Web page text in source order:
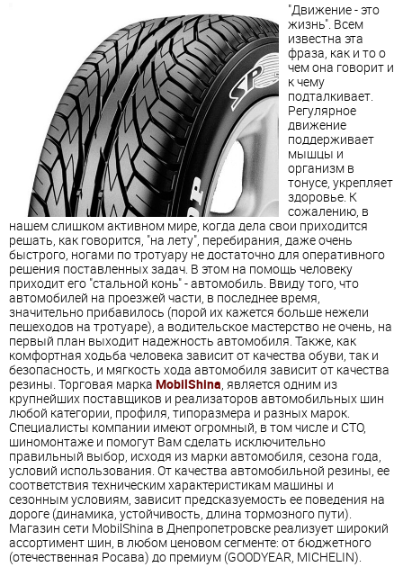
"Движение - это
жизнь". Всем
известна эта
фраза, как и то о
чем она говорит и
к чему
подталкивает.
Регулярное
движение
поддерживает
мышцы и
организм в
тонусе, укрепляет
здоровье. К
сожалению, в
нашем слишком активном мире, когда дела свои приходится
решать, как говорится, "на лету", перебирания, даже очень
быстрого, ногами по тротуару не достаточно для оперативного
решения поставленных задач. В этом на помощь человеку
приходит его "стальной конь" - автомобиль. Ввиду того, что
автомобилей на проезжей части, в последнее время,
значительно прибавилось (порой их кажется больше нежели
пешеходов на тротуаре), а водительское мастерство не очень, на
первый план выходит надежность автомобиля. Также, как
комфортная ходьба человека зависит от качества обуви, так и
безопасность, и мягкость хода автомобиля зависит от качества
резины. Торговая марка MobilShina, является одним из
крупнейших поставщиков и реализаторов автомобильных шин
любой категории, профиля, типоразмера и разных марок.
Специалисты компании имеют огромный, в том числе и СТО,
шиномонтаже и помогут Вам сделать исключительно
правильный выбор, исходя из марки автомобиля, сезона года,
условий использования. От качества автомобильной резины, ее
соответствия техническим характеристикам машины и
сезонным условиям, зависит предсказуемость ее поведения на
дороге (динамика, устойчивость, длина тормозного пути).
Магазин сети MobilShina в Днепропетровске реализует широкий
ассортимент шин, в любом ценовом сегменте: от бюджетного
(отечественная Росава) до премиум (GOODYEAR, MICHELIN).